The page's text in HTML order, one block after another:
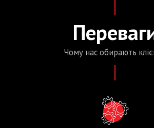
Чому насобирають